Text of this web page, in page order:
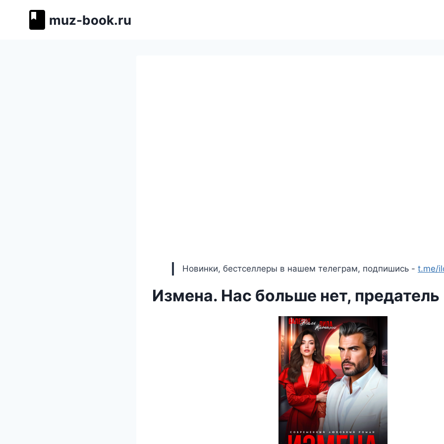
muz-book.ru
Новинки, бестселлеры в нашем телеграм, подпишись - t.me/
Измена. Нас больше нет, предатель